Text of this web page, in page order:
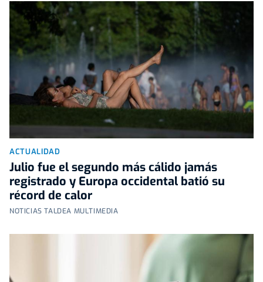
ACTUALIDAD
Julio fue el segundo más cálido jamás
registrado y Europa occidental batió su
récord de calor
NOTICIAS TALDEA MULTIMEDIA